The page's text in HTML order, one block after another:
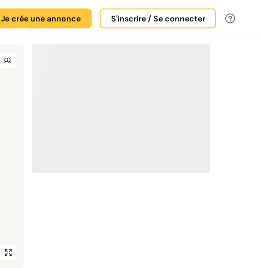
Je crée une annonce S'inscrire / Se connecter